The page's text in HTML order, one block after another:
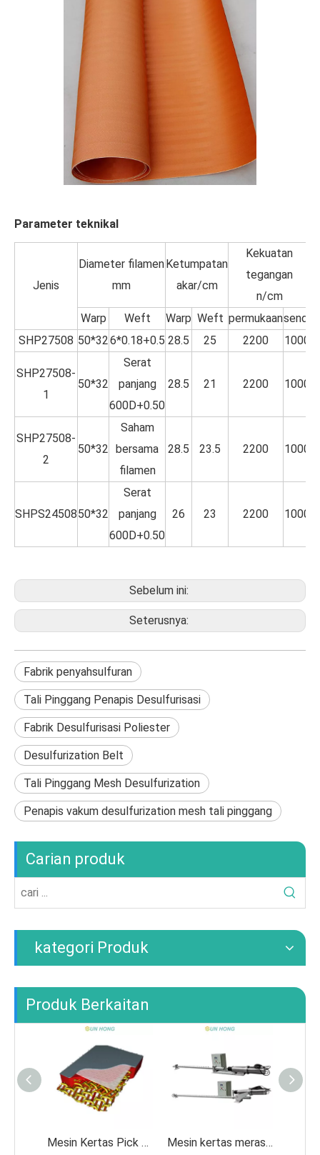
Parameter teknikal
Jenis
Diameter filamen
mm
Ketumpatan
akar/cm
Kekuatan
tegangan
n/cm
Warp
Weft Warp Weft permukaansendi
SHP27508 50*326*0.18+0.5 28.5 25 2200 1000
SHP27508-
1
50*32
Serat
panjang
600D+0.50
28.5 21 2200 1000
SHP27508-
2
50*32
Saham
bersama
filamen
28.5 23.5 2200 1000
SHPS2450850*32
Serat
panjang
600D+0.50
26 23 2200 1000
Sebelum ini:
Seterusnya:
Fabrik penyahsulfuran
Tali Pinggang Penapis Desulfurisasi
Fabrik Desulfurisasi Poliester
Desulfurization Belt
Tali Pinggang Mesh Desulfurization
Penapis vakum desulfurization mesh tali pinggang
Carian produk
kategori Produk
Produk Berkaitan
Mesin Kertas Pick Up dirasai Mesin kertas merasakan kain pembersihan tekanan tinggi